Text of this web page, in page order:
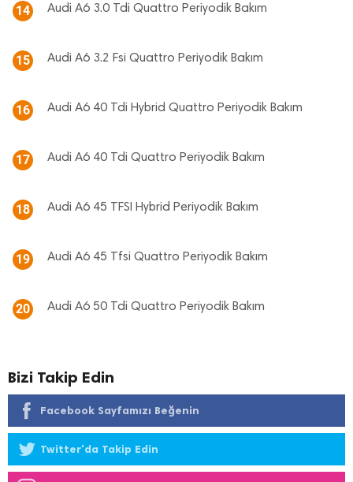
14 Audi A6 3.0 Tdi Quattro Periyodik Bakım
15 Audi A6 3.2 Fsi Quattro Periyodik Bakım
16 Audi A6 40 Tdi Hybrid Quattro Periyodik Bakım
17 Audi A6 40 Tdi Quattro Periyodik Bakım
18 Audi A6 45 TFSI Hybrid Periyodik Bakım
19 Audi A6 45 Tfsi Quattro Periyodik Bakım
20 Audi A6 50 Tdi Quattro Periyodik Bakım
Bizi Takip Edin
Facebook Sayfamızı Beğenin
Twitter'da Takip Edin